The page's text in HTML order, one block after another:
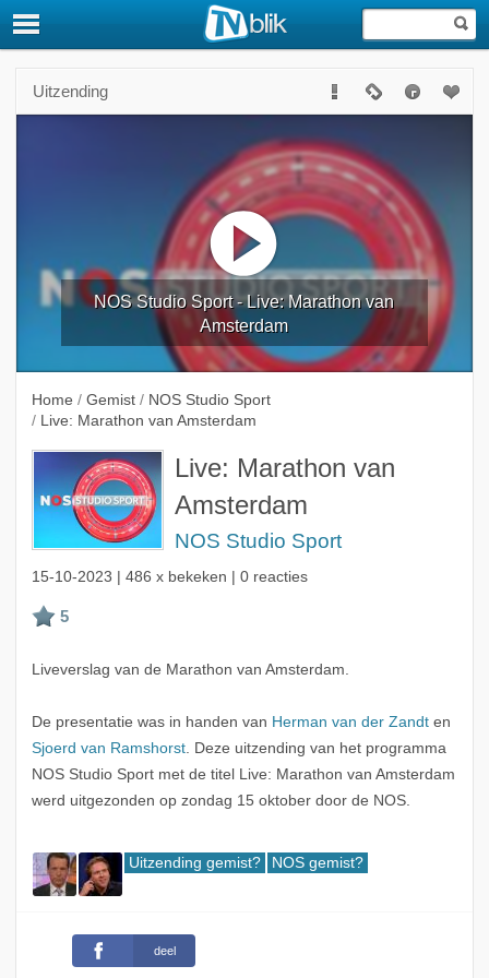
Uitzending
NOS Studio Sport - Live: Marathon van
Amsterdam
Home / Gemist / NOS Studio Sport
/ Live: Marathon van Amsterdam
Live: Marathon van
Amsterdam
NOS Studio Sport
15-10-2023 | 486 x bekeken | 0 reacties
Liveverslag van de Marathon van Amsterdam.
De presentatie was in handen van Herman van der Zandten
Sjoerd van Ramshorst. Deze uitzending van het programma
NOS Studio Sport met de titel Live: Marathon van Amsterdam
werd uitgezonden op zondag 15 oktober door de NOS.
Uitzending gemist? NOS gemist?
deel